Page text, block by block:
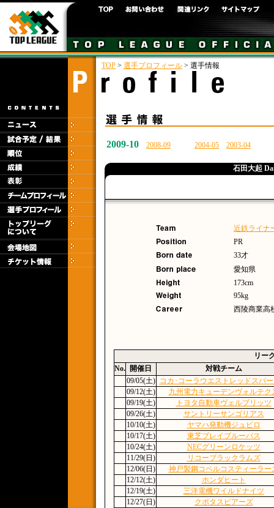
TOP > 選手プロフィール > 選手情報
2009-10 2008-09 2004-05 2003-04
石田大起
近鉄ライナ
PR
33才
愛知県
173cm
95kg
西陵商業高
リー
No.
開催日
対戦チーム
09/05(土)
コカ･コーラウエストレッドスパ
09/12(土)
九州電力キューデンヴォルテク
09/19(土)
トヨタ自動車ヴェルブリッツ
09/26(土)
サントリーサンゴリアス
10/10(土)
ヤマハ発動機ジュビロ
10/17(土)
東芝ブレイブルーパス
10/24(土)
NECグリーンロケッツ
11/29(日)
リコーブラックラムズ
12/06(日)
神戸製鋼コベルコスティーラー
12/12(土)
ホンダヒート
12/19(土)
三洋電機ワイルドナイツ
12/27(日)
クボタスピアーズ